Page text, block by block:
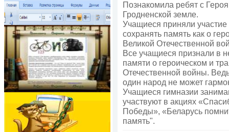
Познакомила ребят с
Гродненской земле.
Учащиеся приняли
сохранять память как о
Великой Отечественной
Все учащиеся признали в
памяти о героическом и
Отечественной войны.
один народ не может
Учащиеся гимназии
участвуют в акциях
Победы», «Беларусь
память".